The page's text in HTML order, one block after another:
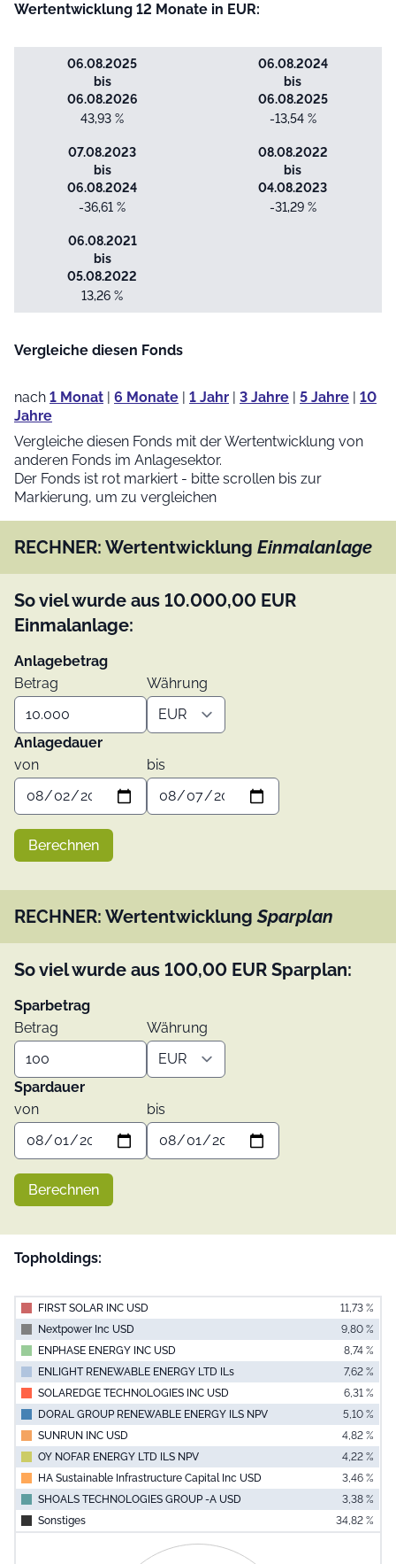
Wertentwicklung 12 Monate in EUR:
06.08.2025
bis
06.08.2026
43,93 %
06.08.2024
bis
06.08.2025
-13,54 %
07.08.2023
bis
06.08.2024
-36,61 %
08.08.2022
bis
04.08.2023
-31,29 %
06.08.2021
bis
05.08.2022
13,26 %
Vergleiche diesen Fonds
nach 1 Monat | 6 Monate | 1 Jahr | 3 Jahre | 5 Jahre | 10
Jahre
Vergleiche diesen Fonds mit der Wertentwicklung von
anderen Fonds im Anlagesektor.
Der Fonds ist rot markiert - bitte scrollen bis zur
Markierung, um zu vergleichen
RECHNER: Wertentwicklung Einmalanlage
So viel wurde aus 10.000,00 EUR
Einmalanlage:
Anlagebetrag
Betrag
Währung
Anlagedauer
von
bis
Berechnen
RECHNER: WertentwicklungSparplan
So viel wurde aus 100,00 EUR Sparplan:
Sparbetrag
Betrag
Währung
Spardauer
von
bis
Berechnen
Topholdings:
FIRST SOLAR INC USD
11,73 %
Nextpower Inc USD
9,80 %
ENPHASE ENERGY INC USD
8,74 %
ENLIGHT RENEWABLE ENERGY LTD ILs
7,62 %
SOLAREDGE TECHNOLOGIES INC USD
6,31 %
DORAL GROUP RENEWABLE ENERGY ILS NPV
5,10 %
SUNRUN INC USD
4,82 %
OY NOFAR ENERGY LTD ILS NPV
4,22 %
HA Sustainable Infrastructure Capital Inc USD
3,46 %
SHOALS TECHNOLOGIES GROUP -A USD
3,38 %
Sonstiges
34,82 %